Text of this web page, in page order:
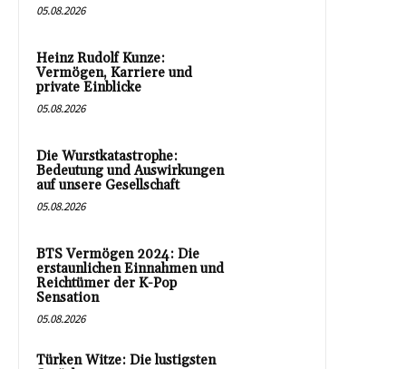
05.08.2026
Heinz Rudolf Kunze:
Vermögen, Karriere und
private Einblicke
05.08.2026
Die Wurstkatastrophe:
Bedeutung und Auswirkungen
auf unsere Gesellschaft
05.08.2026
BTS Vermögen 2024: Die
erstaunlichen Einnahmen und
Reichtümer der K-Pop
Sensation
05.08.2026
Türken Witze: Die lustigsten